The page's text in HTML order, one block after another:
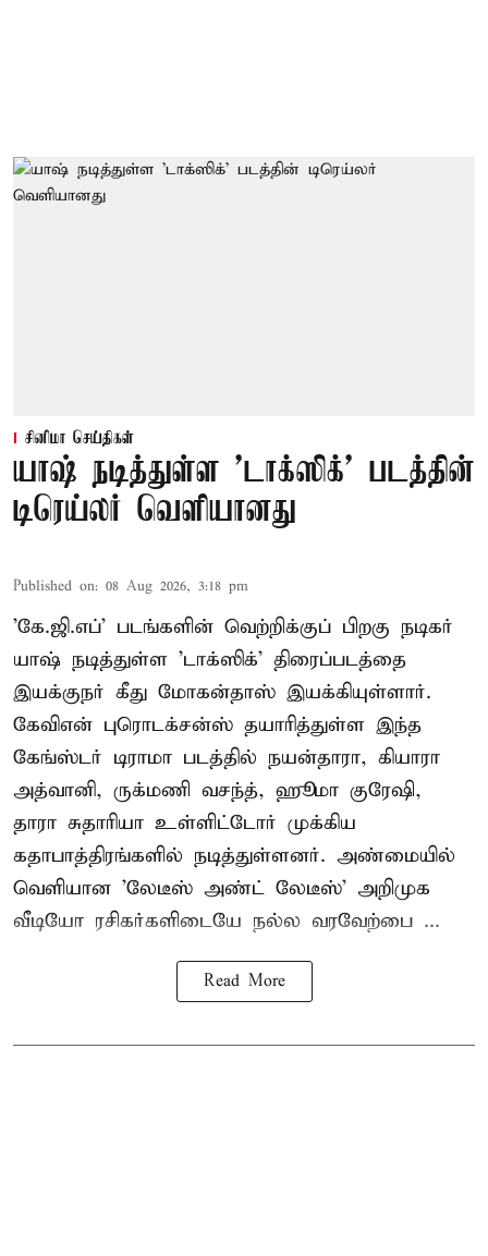
சினிமா செய்திகள்
யாஷ் நடித்துள்ள 'டாக்‌ஸிக்' படத்தின்
டிரெய்லர் வெளியானது
Published on: 08 Aug 2026, 3:18 pm
'கே.ஜி.எப்' படங்களின் வெற்றிக்குப் பிறகு நடிகர்
யாஷ் நடித்துள்ள 'டாக்ஸிக்' திரைப்படத்தை
இயக்குநர் கீது மோகன்தாஸ் இயக்கியுள்ளார்.
கேவிஎன் புரொடக்சன்ஸ் தயாரித்துள்ள இந்த
கேங்ஸ்டர் டிராமா படத்தில் நயன்தாரா, கியாரா
அத்வானி, ருக்மணி வசந்த், ஹூமா குரேஷி,
தாரா சுதாரியா உள்ளிட்டோர் முக்கிய
கதாபாத்திரங்களில் நடித்துள்ளனர். அண்மையில்
வெளியான 'லேடீஸ் அண்ட் லேடீஸ்' அறிமுக
வீடியோ ரசிகர்களிடையே நல்ல வரவேற்பை ...
Read More